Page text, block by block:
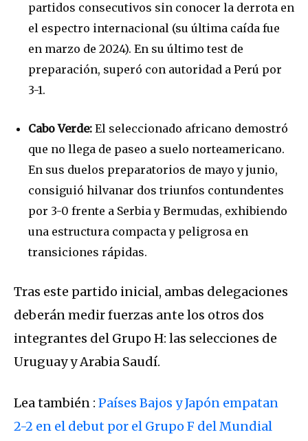
partidos consecutivos sin conocer la derrota en
el espectro internacional (su última caída fue
en marzo de 2024). En su último test de
preparación, superó con autoridad a Perú por
3-1.
Cabo Verde: El seleccionado africano demostró
que no llega de paseo a suelo norteamericano.
En sus duelos preparatorios de mayo y junio,
consiguió hilvanar dos triunfos contundentes
por 3-0 frente a Serbia y Bermudas, exhibiendo
una estructura compacta y peligrosa en
transiciones rápidas.
Tras este partido inicial, ambas delegaciones
deberán medir fuerzas ante los otros dos
integrantes del Grupo H: las selecciones de
Uruguay y Arabia Saudí.
Lea también : Países Bajos y Japón empatan
2-2 en el debut por el Grupo F del Mundial